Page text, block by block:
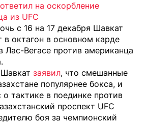
на оскорбление
из UFC
с 16 на 17 декабря Шавкат
октагон в основном карде
Лас-Вегасе против американца
заявил, что смешанные
популярнее бокса, и
о тактике в поединке против
проспект UFC
боя за чемпионский